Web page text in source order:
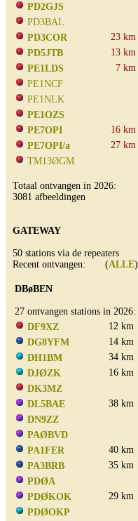
PD2GJS
PD3BAL
PD3COR
23 km
PD5JTB
13 km
PE1LDS
7 km
PE1NCF
PE1NLK
PE1OZS
PE7OPI
16 km
PE7OPI/a
27 km
TM13ØGM
Totaal ontvangen in 2026:
3081 afbeeldingen
GATEWAY
50 stations via de repeaters
Recent ontvangen: (ALLE)
DBøBEN
27 ontvangen stations in 2026:
DF9XZ
12 km
DG8YFM
14 km
DH1BM
34 km
DJØZK
16 km
DK3MZ
DL5BAE
38 km
DN9ZZ
PAØBVD
PA1FER
40 km
PA3BRB
35 km
PDØA
PDØKOK
29 km
PDØOKP